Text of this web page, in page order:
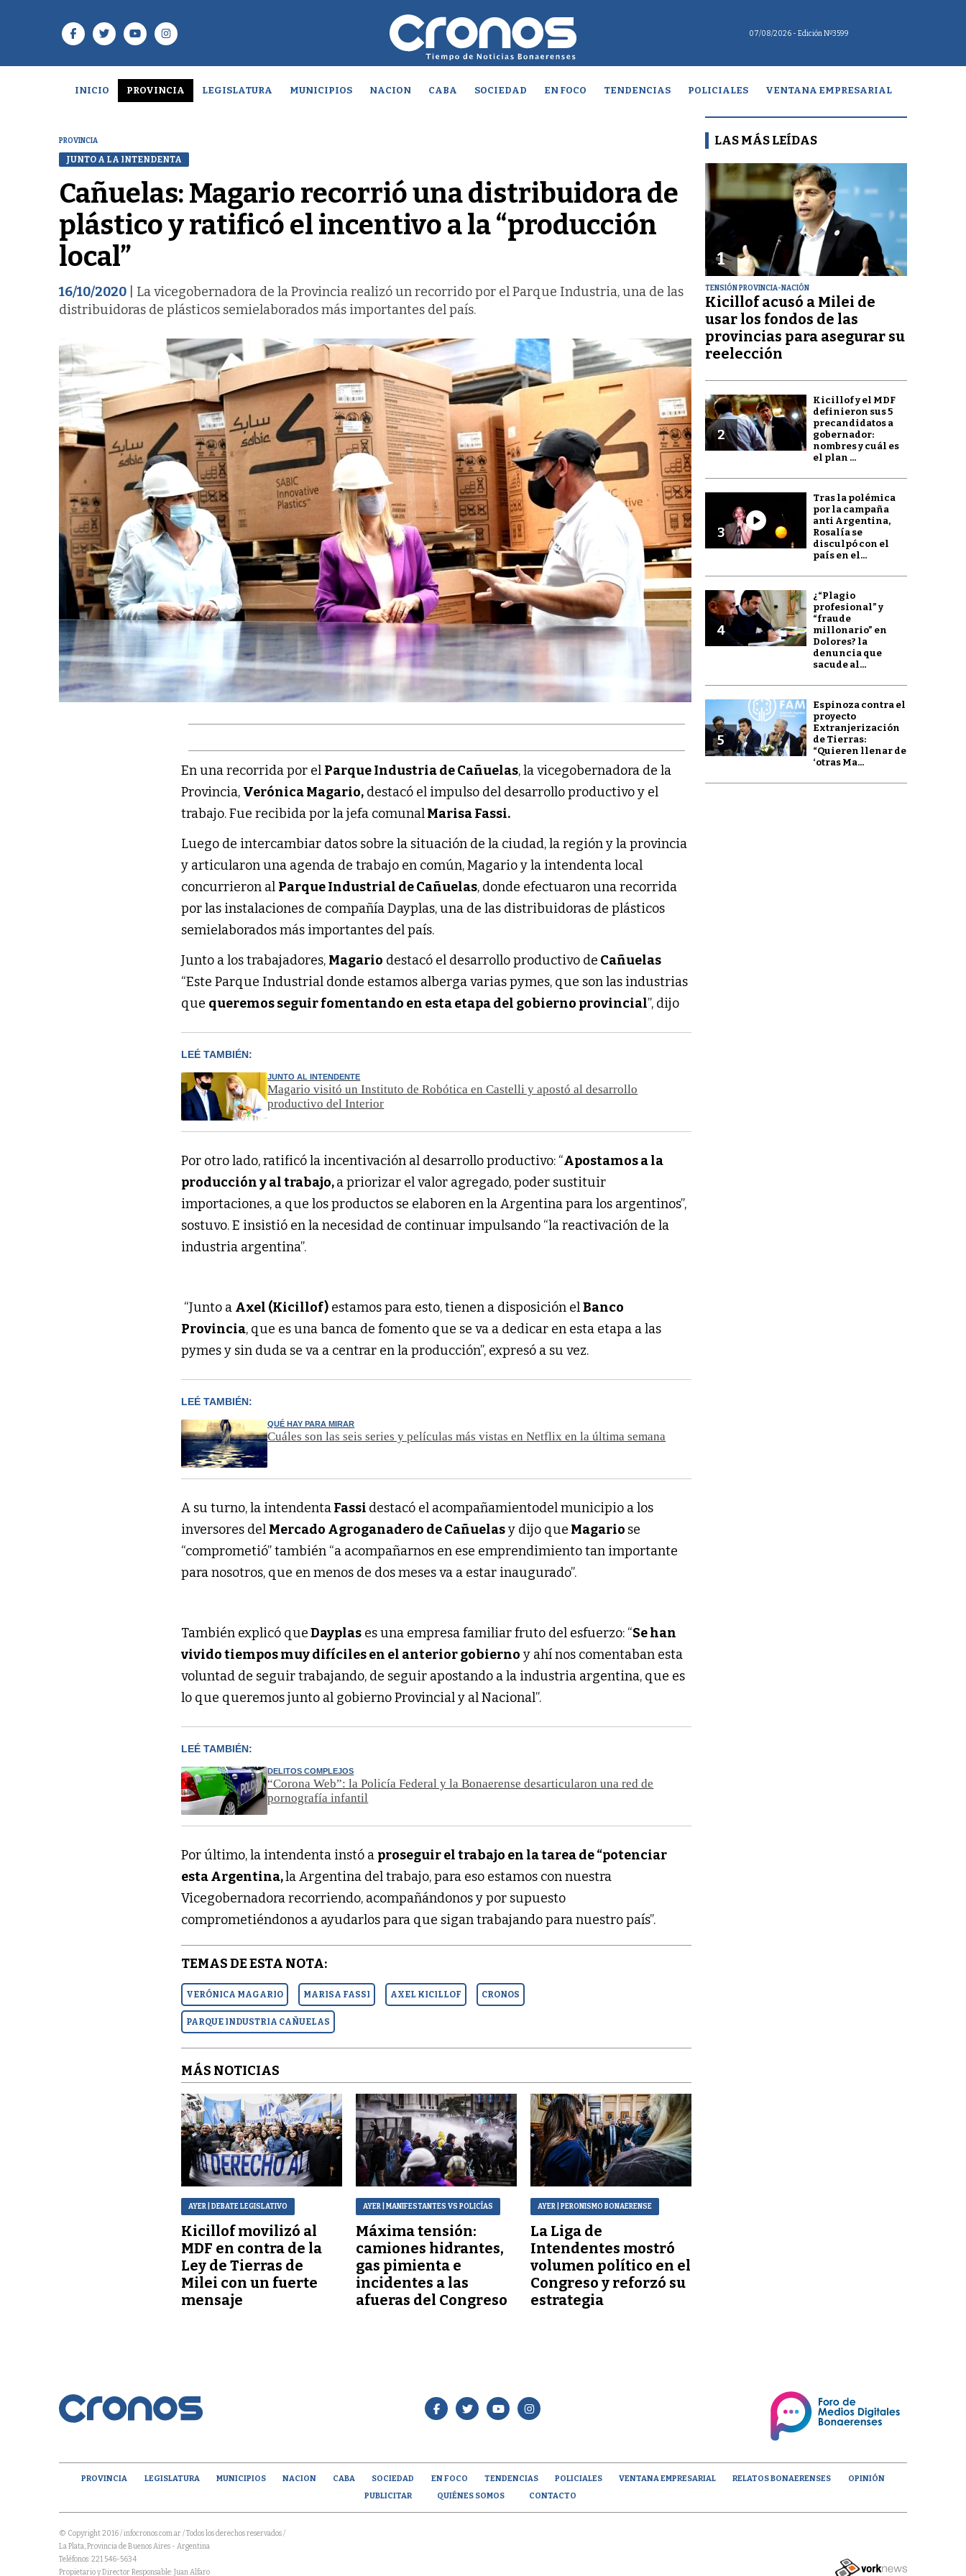
07/08/2026 - Edición Nº3599
INICIO PROVINCIA LEGISLATURA MUNICIPIOS NACION CABA SOCIEDAD EN FOCO TENDENCIAS POLICIALES VENTANA EMPRESARIAL
PROVINCIA
JUNTO A LA INTENDENTA
Cañuelas: Magario recorrió una distribuidora de
plástico y ratificó el incentivo a la “producción
local”
16/10/2020 | La vicegobernadora de la Provincia realizó un recorrido por el Parque Industria, una de las
distribuidoras de plásticos semielaborados más importantes del país.
En una recorrida por el Parque Industria de Cañuelas, la vicegobernadora de la
Provincia, Verónica Magario, destacó el impulso del desarrollo productivo y el
trabajo. Fue recibida por la jefa comunalMarisa Fassi.
Luego de intercambiar datos sobre la situación de la ciudad, la región y la provincia
y articularon una agenda de trabajo en común, Magario y la intendenta local
concurrieron al Parque Industrial de Cañuelas, donde efectuaron una recorrida
por las instalaciones de compañía Dayplas, una de las distribuidoras de plásticos
semielaborados más importantes del país.
Junto a los trabajadores, Magario destacó el desarrollo productivo de Cañuelas
“Este Parque Industrial donde estamos alberga varias pymes, que son las industrias
que queremos seguir fomentando en esta etapa del gobierno provincial”, dijo
LEÉ TAMBIÉN:
JUNTO AL INTENDENTE
Magario visitó un Instituto de Robótica en Castelli y apostó al desarrollo
productivo del Interior
Por otro lado, ratificó la incentivación al desarrollo productivo: “Apostamos a la
producción y al trabajo,a priorizar el valor agregado, poder sustituir
importaciones, a que los productos se elaboren en la Argentina para los argentinos”,
sostuvo. E insistió en la necesidad de continuar impulsando “la reactivación de la
industria argentina”.
“Junto a Axel (Kicillof) estamos para esto, tienen a disposición elBanco
Provincia, que es una banca de fomento que se va a dedicar en esta etapa a las
pymes y sin duda se va a centrar en la producción”, expresó a su vez.
LEÉ TAMBIÉN:
QUÉ HAY PARA MIRAR
Cuáles son las seis series y películas más vistas en Netflix en la última semana
A su turno, la intendentaFassi destacó el acompañamientodel municipio a los
inversores del Mercado Agroganadero de Cañuelasy dijo que Magario se
“comprometió” también “a acompañarnos en ese emprendimiento tan importante
para nosotros, que en menos de dos meses va a estar inaugurado”.
También explicó queDayplas es una empresa familiar fruto del esfuerzo: “Se han
vivido tiempos muy difíciles en el anterior gobierno y ahí nos comentaban esta
voluntad de seguir trabajando, de seguir apostando a la industria argentina, que es
lo que queremos junto al gobierno Provincial y al Nacional”.
LEÉ TAMBIÉN:
DELITOS COMPLEJOS
“Corona Web”: la Policía Federal y la Bonaerense desarticularon una red de
pornografía infantil
Por último, la intendenta instó a proseguir el trabajo en la tarea de “potenciar
esta Argentina,la Argentina del trabajo, para eso estamos con nuestra
Vicegobernadora recorriendo, acompañándonos y por supuesto
comprometiéndonos a ayudarlos para que sigan trabajando para nuestro país”.
TEMAS DE ESTA NOTA:
VERÓNICA MAGARIO MARISA FASSI AXEL KICILLOF CRONOS
PARQUE INDUSTRIA CAÑUELAS
MÁS NOTICIAS
AYER | DEBATE LEGISLATIVO
Kicillof movilizó al
MDF en contra de la
Ley de Tierras de
Milei con un fuerte
mensaje
AYER | MANIFESTANTES VS POLICÍAS
Máxima tensión:
camiones hidrantes,
gas pimienta e
incidentes a las
afueras del Congreso
AYER | PERONISMO BONAERENSE
La Liga de
Intendentes mostró
volumen político en el
Congreso y reforzó su
estrategia
LAS MÁS LEÍDAS
1
TENSIÓN PROVINCIA-NACIÓN
Kicillof acusó a Milei de
usar los fondos de las
provincias para asegurar su
reelección
2
Kicillof y el MDF
definieron sus 5
precandidatos a
gobernador:
nombres y cuál es
el plan ...
3
Tras la polémica
por la campaña
anti Argentina,
Rosalía se
disculpó con el
país en el...
4
¿“Plagio
profesional” y
“fraude
millonario” en
Dolores? la
denuncia que
sacude al...
5
Espinoza contra el
proyecto
Extranjerización
de Tierras:
“Quieren llenar de
‘otras Ma...
PROVINCIA LEGISLATURA MUNICIPIOS NACION CABA SOCIEDAD EN FOCO TENDENCIAS POLICIALES VENTANA EMPRESARIAL RELATOS BONAERENSES
OPINIÓN
PUBLICITAR
QUIÉNES SOMOS CONTACTO
© Copyright 2016 / infocronos.com.ar / Todos los derechos reservados /
La Plata, Provincia de Buenos Aires - Argentina
Teléfonos: 221 546-5634
Propietario y Director Responsable: Juan Alfaro